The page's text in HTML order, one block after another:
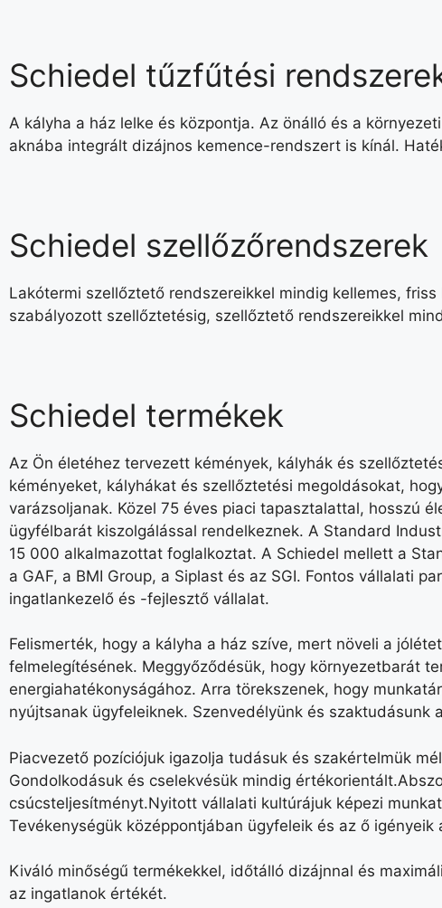
Schiedel tűzfűtési
A kályha a ház lelke és központja. Az önálló és a
aknába integrált dizájnos kemence-rendszert is kínál.
Schiedel szellőzőrendszerek
Lakótermi szellőztető rendszereikkel mindig kellemes,
szabályozott szellőztetésig, szellőztető rendszereikkel
Schiedel termékek
Az Ön életéhez tervezett kémények, kályhák és
kéményeket, kályhákat és szellőztetési megoldásokat,
varázsoljanak. Közel 75 éves piaci tapasztalattal, hosszú
ügyfélbarát kiszolgálással rendelkeznek. A Standard
15 000 alkalmazottat foglalkoztat. A Schiedel mellett a
a GAF, a BMI Group, a Siplast és az SGI. Fontos vállalati
ingatlankezelő és -fejlesztő vállalat.
Felismerték, hogy a kályha a ház szíve, mert növeli a
felmelegítésének. Meggyőződésük, hogy környezetbarát
energiahatékonyságához. Arra törekszenek, hogy
nyújtsanak ügyfeleiknek. Szenvedélyünk és szaktudásunk
Piacvezető pozíciójuk igazolja tudásuk és szakértelmük
Gondolkodásuk és cselekvésük mindig
csúcsteljesítményt.Nyitott vállalati kultúrájuk képezi
Tevékenységük középpontjában ügyfeleik és az ő igényeik
Kiváló minőségű termékekkel, időtálló dizájnnal és
az ingatlanok értékét.